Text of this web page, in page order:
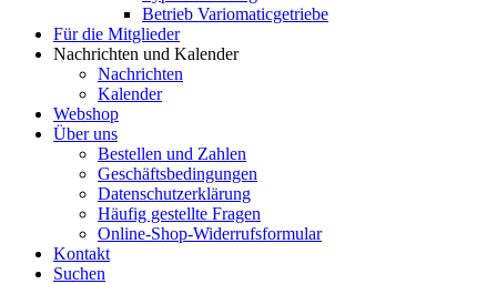
Betrieb Variomaticgetriebe
Für die Mitglieder
Nachrichten und Kalender
Nachrichten
Kalender
Webshop
Über uns
Bestellen und Zahlen
Geschäftsbedingungen
Datenschutzerklärung
Häufig gestellte Fragen
Online-Shop-Widerrufsformular
Kontakt
Suchen